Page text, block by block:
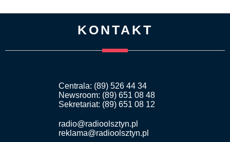
KONTAKT
Centrala: (89) 526 44 34
Newsroom: (89) 651 08 48
Sekretariat: (89) 651 08 12
radio@radioolsztyn.pl
reklama@radioolsztyn.pl